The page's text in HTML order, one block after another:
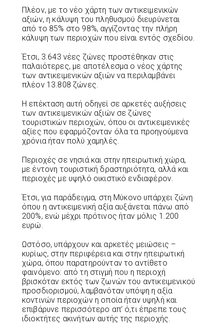
Πλέον, με το νέο χάρτη των αντικειμενικών
αξιών, η κάλυψη του πληθυσμού διευρύνεται
από το 85% στο 98%, αγγίζοντας την πλήρη
κάλυψη των περιοχών που είναι εντός σχεδίου.
Έτσι, 3.643 νέες ζώνες προστέθηκαν στις
παλαιότερες, με αποτέλεσμα ο νέος χάρτης
των αντικειμενικών αξιών να περιλαμβάνει
πλέον 13.808 ζώνες.
Η επέκταση αυτή οδηγεί σε αρκετές αυξήσεις
των αντικειμενικών αξιών σε ζώνες
τουριστικών περιοχών, όπου οι αντικειμενικές
αξίες που εφαρμόζονταν όλα τα προηγούμενα
χρόνια ήταν πολύ χαμηλές.
Περιοχές σε νησιά και στην ηπειρωτική χώρα,
με έντονη τουριστική δραστηριότητα, αλλά και
περιοχές με υψηλό οικιστικό ενδιαφέρον.
Έτσι, για παράδειγμα, στη Μύκονο υπάρχει ζώνη
όπου η αντικειμενική αξία αυξάνεται πάνω από
200%, ενώ μέχρι πρότινος ήταν μόλις 1.200
ευρώ.
Ωστόσο, υπάρχουν και αρκετές μειώσεις –
κυρίως, στην περιφέρεια και στην ηπειρωτική
χώρα, όπου παρατηρούνταν το αντίθετο
φαινόμενο: από τη στιγμή που η περιοχή
βρισκόταν εκτός των ζωνών του αντικειμενικού
προσδιορισμού, λαμβανόταν υπόψη η αξία
κοντινών περιοχών η οποία ήταν υψηλή και
επιβάρυνε περισσότερο απ’ ό,τι έπρεπε τους
ιδιοκτήτες ακινήτων αυτής της περιοχής.